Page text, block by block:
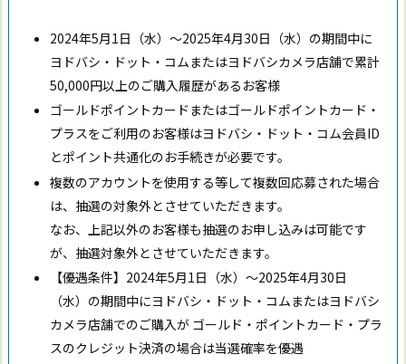
2024年5月1日（水）～2025年4月30日（水）の期間中に
ヨドバシ・ドット・コムまたはヨドバシカメラ店舗で累計
50,000円以上のご購入履歴があるお客様
ゴールドポイントカードまたはゴールドポイントカード・
プラスをご利用のお客様はヨドバシ・ドット・コム会員ID
とポイント共通化のお手続きが必要です。
複数のアカウントを使用する等して複数回応募された場合
は、抽選の対象外とさせていただきます。
なお、上記以外のお客様も抽選のお申し込みは可能です
が、抽選対象外とさせていただきます。
【優遇条件】2024年5月1日（水）～2025年4月30日
（水）の期間中にヨドバシ・ドット・コムまたはヨドバシ
カメラ店舗でのご購入が ゴールド・ポイントカード・プラ
スのクレジット決済の場合は当選確率を優遇